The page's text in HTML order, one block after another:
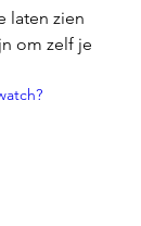
laten zien
om zelf je